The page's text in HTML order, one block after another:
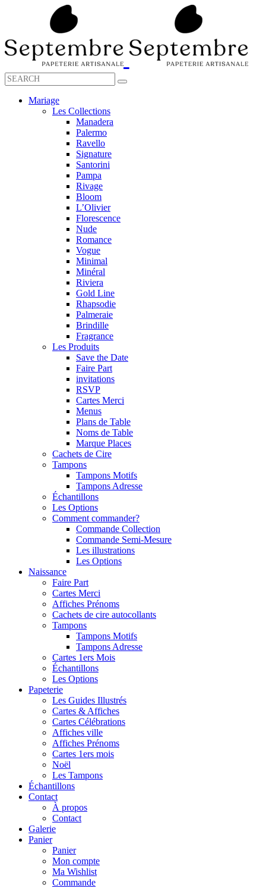
Mariage
Les Collections
Manadera
Palermo
Ravello
Signature
Santorini
Pampa
Rivage
Bloom
L’Olivier
Florescence
Nude
Romance
Vogue
Minimal
Minéral
Riviera
Gold Line
Rhapsodie
Palmeraie
Brindille
Fragrance
Les Produits
Save the Date
Faire Part
invitations
RSVP
Cartes Merci
Menus
Plans de Table
Noms de Table
Marque Places
Cachets de Cire
Tampons
Tampons Motifs
Tampons Adresse
Échantillons
Les Options
Comment commander?
Commande Collection
Commande Semi-Mesure
Les illustrations
Les Options
Naissance
Faire Part
Cartes Merci
Affiches Prénoms
Cachets de cire autocollants
Tampons
Tampons Motifs
Tampons Adresse
Cartes 1ers Mois
Échantillons
Les Options
Papeterie
Les Guides Illustrés
Cartes & Affiches
Cartes Célébrations
Affiches ville
Affiches Prénoms
Cartes 1ers mois
Noël
Les Tampons
Échantillons
Contact
À propos
Contact
Galerie
Panier
Panier
Mon compte
Ma Wishlist
Commande